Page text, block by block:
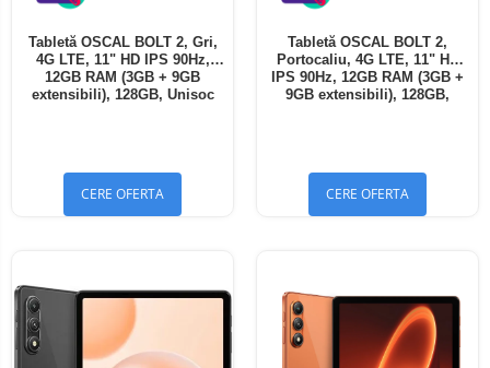
Tabletă OSCAL BOLT 2, Gri,
4G LTE, 11" HD IPS 90Hz,
12GB RAM (3GB + 9GB
extensibili), 128GB, Unisoc
CERE OFERTA
Tabletă OSCAL BOLT 2,
Portocaliu, 4G LTE, 11" HD
IPS 90Hz, 12GB RAM (3GB +
9GB extensibili), 128GB,
CERE OFERTA